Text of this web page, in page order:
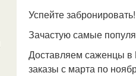
Успейте
Зачастую самые
Доставляем саженцы в
заказы с марта по